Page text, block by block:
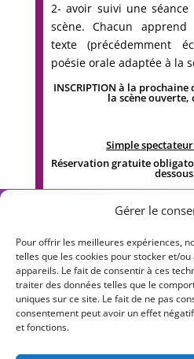
Gérer le
Pour offrir les meilleures expériences,
telles que les cookies pour stocker et/
appareils. Le fait de consentir à ces
traiter des données telles que le
uniques sur ce site. Le fait de ne pas
consentement peut avoir un effet
et fonctions.
2- avoir suivi une
scène. Chacun
texte (précédemment
poésie orale adaptée à la
INSCRIPTION à la
la scène ouverte,
Simple
Réservation gratuite
S T Y L O S O
Ateliers d’écriture